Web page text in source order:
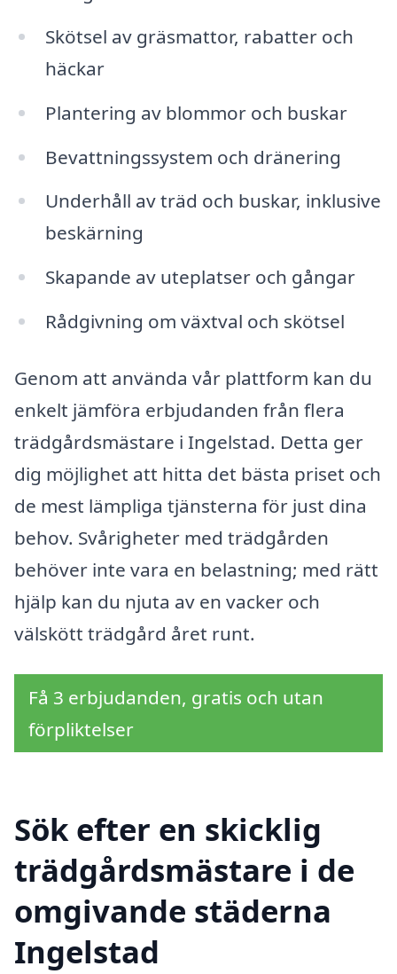
Skötsel av gräsmattor, rabatter och
häckar
Plantering av blommor och buskar
Bevattningssystem och dränering
Underhåll av träd och buskar, inklusive
beskärning
Skapande av uteplatser och gångar
Rådgivning om växtval och skötsel
Genom att använda vår plattform kan du
enkelt jämföra erbjudanden från flera
trädgårdsmästare i Ingelstad. Detta ger
dig möjlighet att hitta det bästa priset och
de mest lämpliga tjänsterna för just dina
behov. Svårigheter med trädgården
behöver inte vara en belastning; med rätt
hjälp kan du njuta av en vacker och
välskött trädgård året runt.
Få 3 erbjudanden, gratis och utan
förpliktelser
Sök efter en skicklig
trädgårdsmästare i de
omgivande städerna
Ingelstad